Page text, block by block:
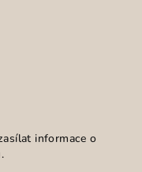
informace o